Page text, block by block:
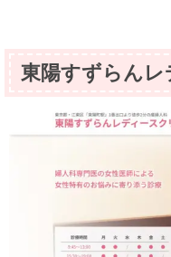
東陽すずらんレ